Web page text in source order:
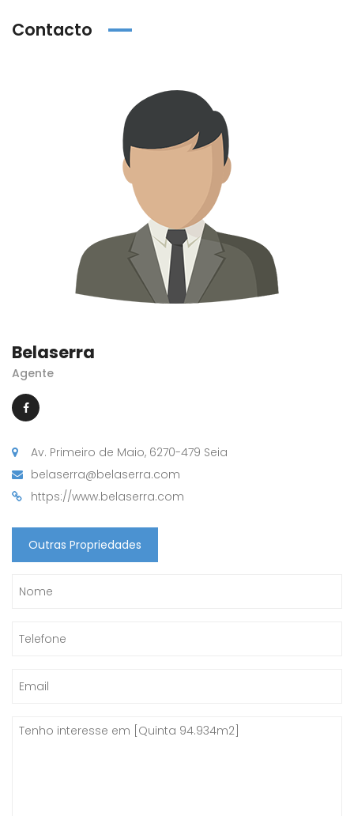
Contacto
Belaserra
Agente
Av. Primeiro de Maio, 6270-479 Seia
belaserra@belaserra.com
https://www.belaserra.com
Outras Propriedades